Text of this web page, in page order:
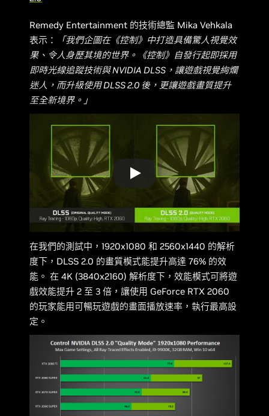
Remedy Entertainment 的技術總監 Mika Vehkala
表示：
「我們企圖在《控制》中打造具備驚人視覺效
果、令人身歷其境的世界。
《控制》自發行起即採用
即時光線追蹤技術與 NVIDIA DLSS，讓遊戲視覺絢爛
迷人，而升級使用 DLSS 2.0 後，更讓遊戲畫質提升
至全新境界。」
在我們的測試中，1920x1080 和 2560x1440 的解析
度下，DLSS 2.0 的畫質模式能提升高達 76% 的效
能。 在 4K (3840x2160) 解析度下，效能模式可將遊
戲效能提升 2 至 3 倍，讓使用 GeForce RTX 2060
的玩家能用可暢玩遊戲的畫面播放速率，執行最高設
定。